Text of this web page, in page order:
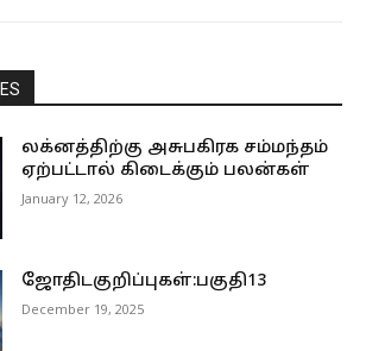
லக்னத்திற்கு அசுபகிரக சம்மந்தம்
ஏற்பட்டால் கிடைக்கும் பலன்கள்
January 12, 2026
ஜோதிடகுறிப்புகள்:பகுதி13
December 19, 2025